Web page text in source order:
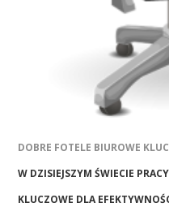
DOBRE FOTELE BIUROWE
W DZISIEJSZYM ŚWIECIE
KLUCZOWE DLA